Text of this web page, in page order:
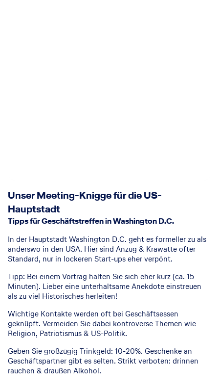
Unser Meeting-Knigge für die US-
Hauptstadt
Tipps für Geschäftstreffen in Washington D.C.
In der Hauptstadt Washington D.C. geht es formeller zu als
anderswo in den USA. Hier sind Anzug & Krawatte öfter
Standard, nur in lockeren Start-ups eher verpönt.
Tipp: Bei einem Vortrag halten Sie sich eher kurz (ca. 15
Minuten). Lieber eine unterhaltsame Anekdote einstreuen
als zu viel Historisches herleiten!
Wichtige Kontakte werden oft bei Geschäftsessen
geknüpft. Vermeiden Sie dabei kontroverse Themen wie
Religion, Patriotismus & US-Politik.
Geben Sie großzügig Trinkgeld: 10-20%. Geschenke an
Geschäftspartner gibt es selten. Strikt verboten: drinnen
rauchen & draußen Alkohol.